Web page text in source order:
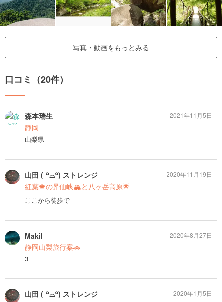
写真・動画をもっとみる
口コミ（20件）
森本瑞生
静岡
山梨県
2021年11月5日
山田 ( ꒪⌓꒪) ストレンジ
紅葉🍁の昇仙峡🏔と八ヶ岳高原🌟
ここから徒歩で
2020年11月19日
Makil
静岡山梨旅行案🚗
3
2020年8月27日
山田 ( ꒪⌓꒪) ストレンジ
2020年1月5日